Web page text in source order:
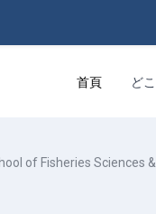
首頁
ど
of Fisheries Sciences